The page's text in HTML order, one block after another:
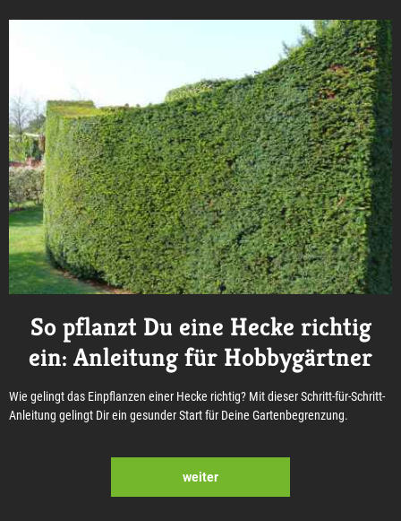
So pflanzt Du eine Hecke richtig
ein: Anleitung für Hobbygärtner
Wie gelingt das Einpflanzen einer Hecke richtig? Mit dieser Schritt-für-Schritt-
Anleitung gelingt Dir ein gesunder Start für Deine Gartenbegrenzung.
weiter